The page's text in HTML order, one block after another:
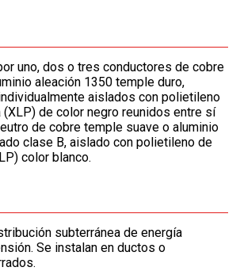
uno, dos o tres conductores de cobre
aleación 1350 temple duro,
aislados con polietileno
(XLP) de color negro reunidos entre sí
de cobre temple suave o aluminio
clase B, aislado con polietileno de
color blanco.
subterránea de energía
Se instalan en ductos o